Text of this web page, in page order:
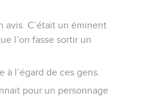
avis. C’était un éminent
l’on fasse sortir un
l’égard de ces gens.
pour un personnage